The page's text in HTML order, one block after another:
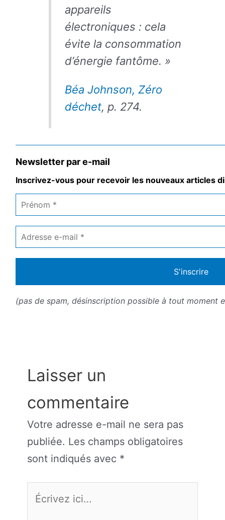
appareils
électroniques : cela
évite la consommation
d’énergie fantôme. »
Béa Johnson, Zéro
déchet, p. 274.
Newsletter par e-mail
Inscrivez-vous pour recevoir les nouveaux articles
Prénom
Adresse
e-
mail
*
(pas de spam, désinscription possible à tout moment
Laisser un
commentaire
Votre adresse e-mail ne sera pas
publiée. Les champs obligatoires
sont indiqués avec *
Écrivez